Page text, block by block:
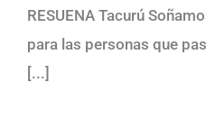
RESUENA Tacurú
para las personas que
[...]